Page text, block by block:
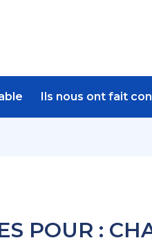
Ils nous ont fait
POUR :